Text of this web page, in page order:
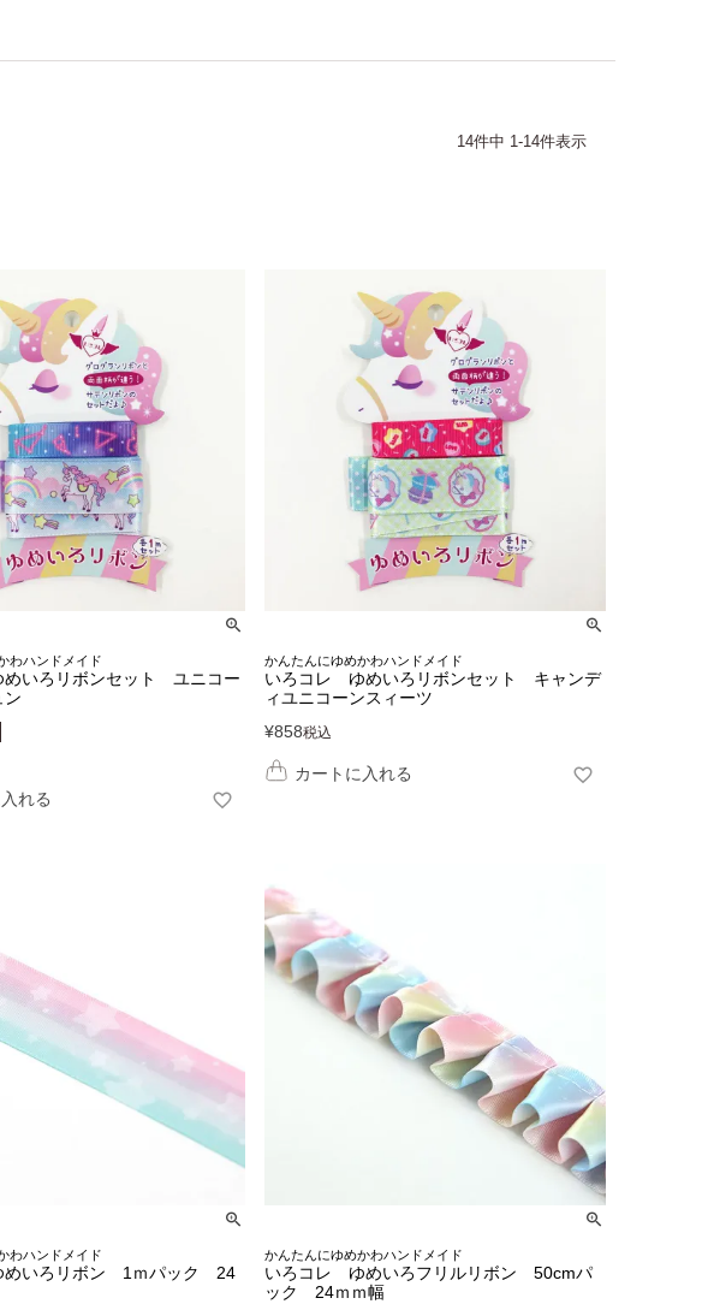
14件中 1-14件表示
わハンドメイド
いろリボンセット ユニコー
ン
れる
かんたんにゆめかわハンドメイド
いろコレ ゆめいろリボンセット キャンデ
ィユニコーンスィーツ
¥858税込
カートに入れる
わハンドメイド
いろリボン 1ｍパック 24
かんたんにゆめかわハンドメイド
いろコレ ゆめいろフリルリボン 50cmパ
ック 24ｍｍ幅